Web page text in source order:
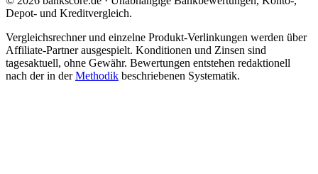
Depot- und Kreditvergleich.
Vergleichsrechner und einzelne Produkt-Verlinkungen werden über
Affiliate-Partner ausgespielt. Konditionen und Zinsen sind
tagesaktuell, ohne Gewähr. Bewertungen entstehen redaktionell
nach der in derMethodik beschriebenen Systematik.